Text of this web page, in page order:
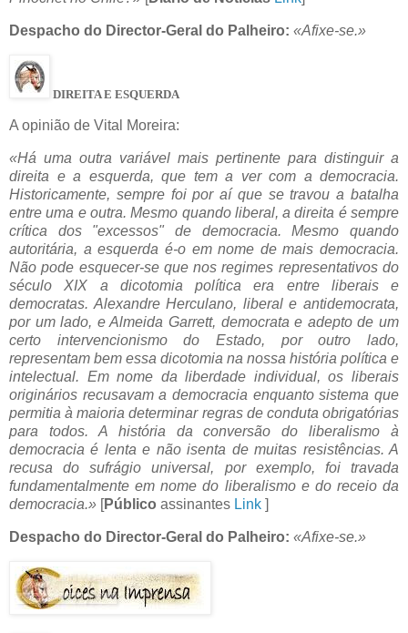
Despacho do Director-Geral do Palheiro: «Afixe-se.»
DIREITA E ESQUERDA
A opinião de Vital Moreira:
«Há uma outra variável mais pertinente para distinguir a
direita e a esquerda, que tem a ver com a democracia.
Historicamente, sempre foi por aí que se travou a batalha
entre uma e outra. Mesmo quando liberal, a direita é sempre
crítica dos "excessos" de democracia. Mesmo quando
autoritária, a esquerda é-o em nome de mais democracia.
Não pode esquecer-se que nos regimes representativos do
século XIX a dicotomia política era entre liberais e
democratas. Alexandre Herculano, liberal e antidemocrata,
por um lado, e Almeida Garrett, democrata e adepto de um
certo intervencionismo do Estado, por outro lado,
representam bem essa dicotomia na nossa história política e
intelectual. Em nome da liberdade individual, os liberais
originários recusavam a democracia enquanto sistema que
permitia à maioria determinar regras de conduta obrigatórias
para todos. A história da conversão do liberalismo à
democracia é lenta e não isenta de muitas resistências. A
recusa do sufrágio universal, por exemplo, foi travada
fundamentalmente em nome do liberalismo e do receio da
democracia.» [Público assinantes Link ]
Despacho do Director-Geral do Palheiro: «Afixe-se.»